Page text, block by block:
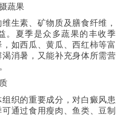
蔬果
素、矿物质及膳食纤维，
。夏季是众多蔬果的丰收季
如西瓜、黄瓜、西红柿等富
消暑，又能补充身体所需营
的重要成分，对白癜风患
通过食用瘦肉、鱼类、豆制